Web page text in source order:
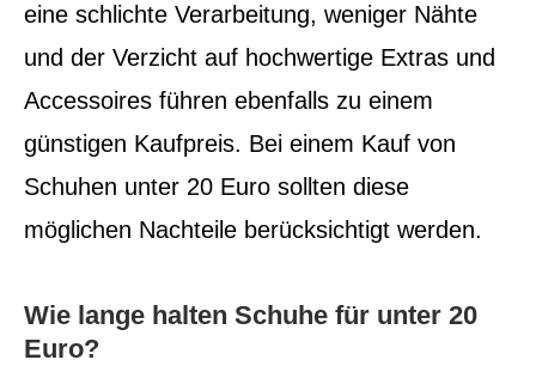
eine schlichte Verarbeitung, weniger Nähte
und der Verzicht auf hochwertige Extras und
Accessoires führen ebenfalls zu einem
günstigen Kaufpreis. Bei einem Kauf von
Schuhen unter 20 Euro sollten diese
möglichen Nachteile berücksichtigt werden.
Wie lange halten Schuhe für unter 20
Euro?